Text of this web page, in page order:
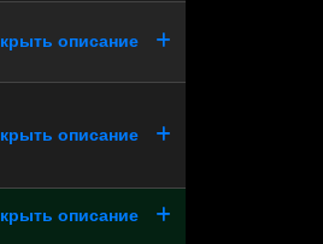
описание
описание
описание